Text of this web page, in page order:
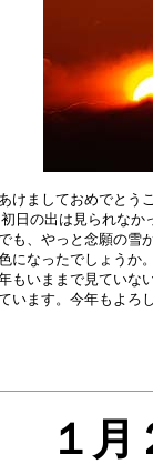
けましておめでとう
初日の出は見られなか
も、やっと念願の雪
になったでしょうか
もいままで見ていな
１